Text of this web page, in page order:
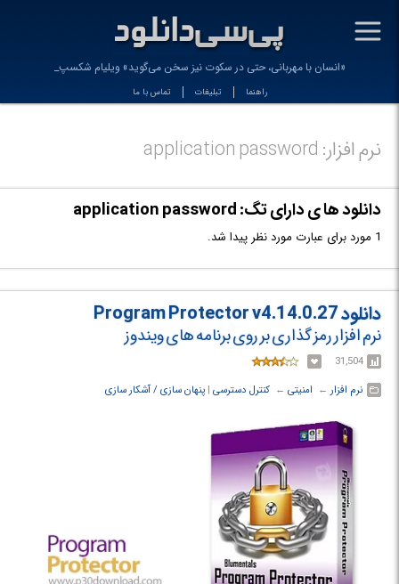
-
«انسان با مهربانی، حتی در سکوت نیز سخن می‌گوید» ویلیام شکسپی_
راهنما تبلیغات تماس با ما
نرم افزار: application password
دانلود ها ی دارای تگ: application password
1 مورد برای عبارت مورد نظر پیدا شد.
دانلود Program Protector v4.14.0.27
نرم افزار رمز گذاری بر روی برنامه های ویندوز
31,504
نرم افزار ← ‏ امنیتی ← ‏ کنترل دسترسی ‏| پنهان سازی / آشکار سازی